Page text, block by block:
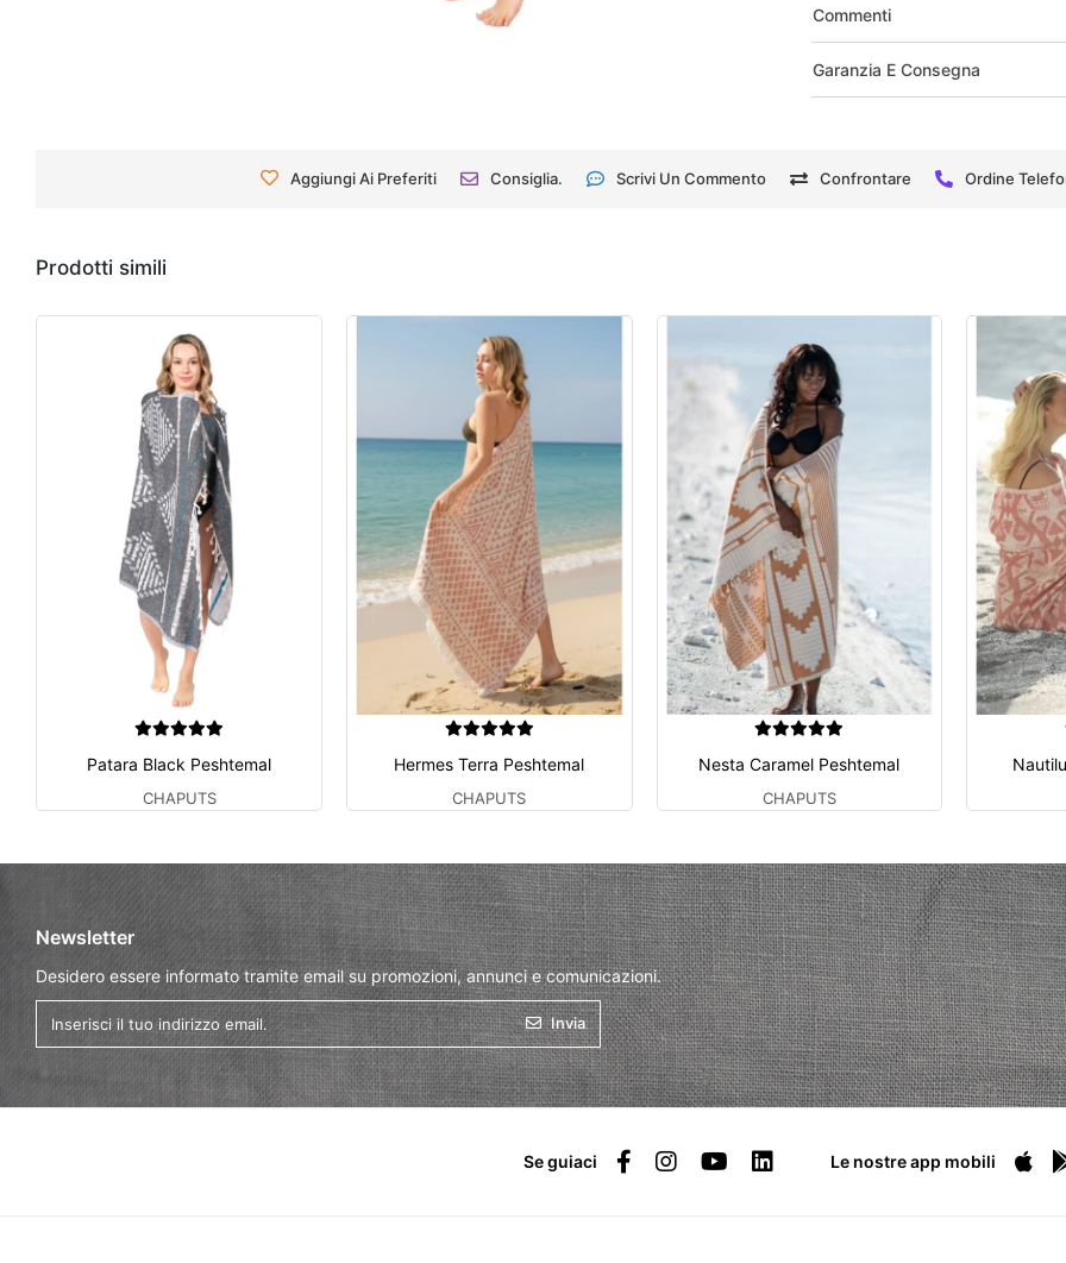
Commenti
Garanzia E Consegna
Aggiungi Ai Preferiti Consiglia. Scrivi Un Commento Confrontare Ordine
Prodotti simili
Patara Black Peshtemal
CHAPUTS
Hermes Terra Peshtemal
CHAPUTS
Nesta Caramel Peshtemal
CHAPUTS
Newsletter
Desidero essere informato tramite email su promozioni, annunci e comunicazioni.
Invia
Se guiaci Le nostre app mobili